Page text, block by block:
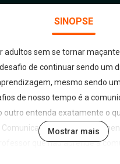
SINOPSE
adultos sem se tornar
de continuar sendo um
mesmo sendo
de nosso tempo é a
outro entenda exatamente o
envolve o
que não aprende a
Mostrar mais